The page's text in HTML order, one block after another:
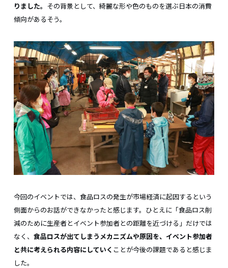
りました。 その背景として、綺麗な形や色のものを選ぶ日本の消費
傾向があるそう。
今回のイベントでは、食品ロスの発生が市場経済に起因するという
側面からのお話ができなかったと感じます。ひとえに「食品ロス削
減のために生産者とイベント参加者との距離を近づける」だけでは
なく、 食品ロスが出てしまうメカニズムや原因を、イベント参加者
と共に考えられる内容にしていく ことが今後の課題であると感じま
した。